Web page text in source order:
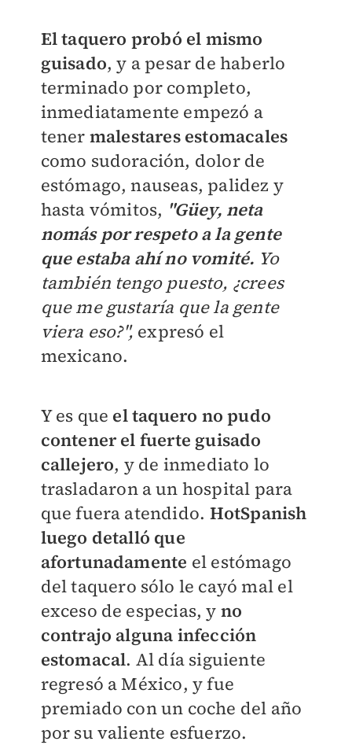
El taquero probó el mismo
guisado, y a pesar de haberlo
terminado por completo,
inmediatamente empezó a
tener malestares estomacales
como sudoración, dolor de
estómago, nauseas, palidez y
hasta vómitos, "Güey, neta
nomás por respeto a la gente
que estaba ahí no vomité. Yo
también tengo puesto, ¿crees
que me gustaría que la gente
viera eso?", expresó el
mexicano.
Y es que el taquero no pudo
contener el fuerte guisado
callejero, y de inmediato lo
trasladaron a un hospital para
que fuera atendido. HotSpanish
luego detalló que
afortunadamente el estómago
del taquero sólo le cayó mal el
exceso de especias, y no
contrajo alguna infección
estomacal. Al día siguiente
regresó a México, y fue
premiado con un coche del año
por su valiente esfuerzo.